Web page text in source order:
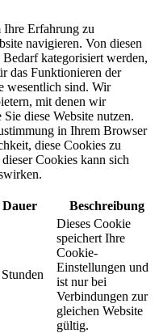
Ihre Erfahrung zu
navigieren. Von diesen
kategorisiert werden,
das Funktionieren der
wesentlich sind. Wir
mit denen wir
diese Website nutzen.
in Ihrem Browser
diese Cookies zu
Cookies kann sich
Dauer Beschreibung
Dieses Cookie
speichert Ihre
Cookie-
Einstellungen und
ist nur bei
Verbindungen zur
gleichen Website
gültig.